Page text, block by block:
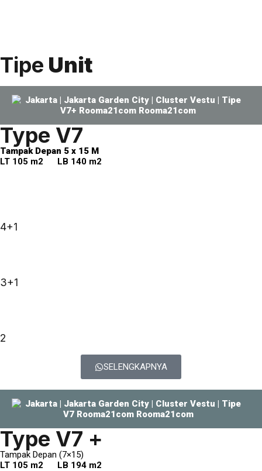
Tipe Unit
Type V7
Tampak Depan 5 x 15 M
LT 105 m2 LB 140 m2
4+1
3+1
2
SELENGKAPNYA
Type V7 +
Tampak Depan (7×15)
LT 105 m2 LB 194 m2